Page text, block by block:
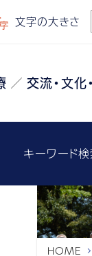
文字の大きさ
交流・文化
キーワード
HOME